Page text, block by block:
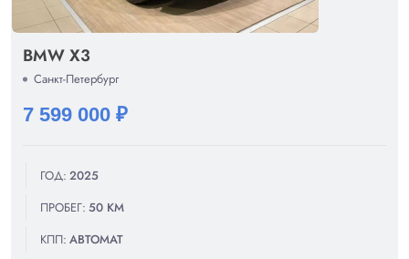
BMW X3
Санкт-Петербург
7 599 000 ₽
ГОД: 2025
ПРОБЕГ: 50 КМ
КПП: АВТОМАТ